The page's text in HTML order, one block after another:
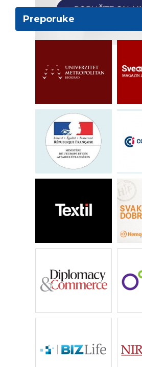
Preporuke